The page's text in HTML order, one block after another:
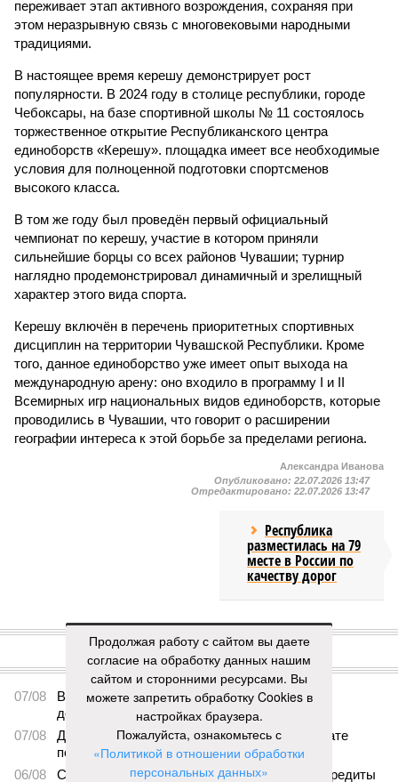
переживает этап активного возрождения, сохраняя при
этом неразрывную связь с многовековыми народными
традициями.
В настоящее время керешу демонстрирует рост
популярности. В 2024 году в столице республики, городе
Чебоксары, на базе спортивной школы № 11 состоялось
торжественное открытие Республиканского центра
единоборств «Керешу». площадка имеет все необходимые
условия для полноценной подготовки спортсменов
высокого класса.
В том же году был проведён первый официальный
чемпионат по керешу, участие в котором приняли
сильнейшие борцы со всех районов Чувашии; турнир
наглядно продемонстрировал динамичный и зрелищный
характер этого вида спорта.
Керешу включён в перечень приоритетных спортивных
дисциплин на территории Чувашской Республики. Кроме
того, данное единоборство уже имеет опыт выхода на
международную арену: оно входило в программу I и II
Всемирных игр национальных видов единоборств, которые
проводились в Чувашии, что говорит о расширении
географии интереса к этой борьбе за пределами региона.
Александра Иванова
Опубликовано: 22.07.2026 13:47
Отредактировано: 22.07.2026 13:47
Республика
разместилась на 79
месте в России по
качеству дорог
КОММЕНТАРИИ
ПОСЛЕДНИЕ НОВОСТИ
07/08
В Чебоксарах в ближайшие годы не будут
достраивать спуск к заливу
07/08
Два предприятия выплатили долги по зарплате
после вмешательства прокуратуры
06/08
Суд аннулировал ошибочно оформленные кредиты
Продолжая работу с сайтом вы даете
согласие на обработку данных нашим
сайтом и сторонними ресурсами. Вы
можете запретить обработку Cookies в
настройках браузера.
Пожалуйста, ознакомьтесь с
«Политикой в отношении обработки
персональных данных»